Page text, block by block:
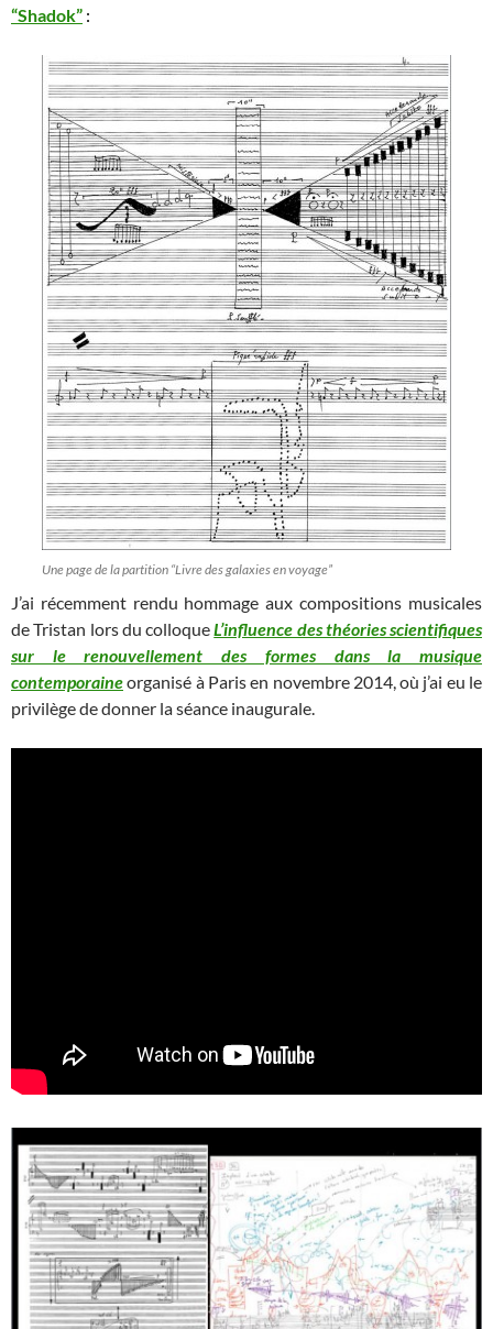
“Shadok” :
Une page de la partition “Livre des galaxies en voyage”
J’ai récemment rendu hommage aux compositions musicales
de Tristan lors du colloqueL’influence des théories scientifiques
sur le renouvellement des formes dans la musique
contemporaineorganisé à Paris en novembre 2014, où j’ai eu le
privilège de donner la séance inaugurale.